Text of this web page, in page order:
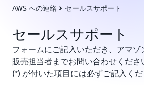
AWS への連絡 セールスサポート
セールスサポート
フォームにご記入いただき、アマゾ
販売担当者までお問い合わせくださ
(*) が付いた項目には必ずご記入くだ